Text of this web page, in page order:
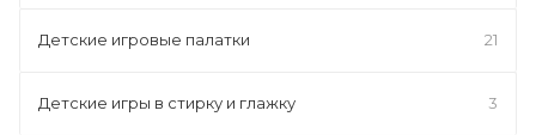
Детские игровые палатки 21
Детские игры в стирку и глажку 3